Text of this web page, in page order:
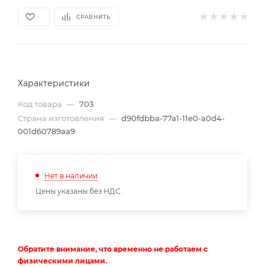
СРАВНИТЬ
Характеристики
Код товара — 703
Страна изготовления — d90fdbba-77a1-11e0-a0d4-
001d60789aa9
Нет в наличии
Цены указаны без НДС.
Обратите внимание, что временно не работаем с
физическими лицами.